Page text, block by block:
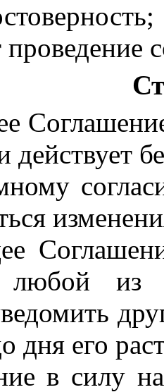
проведение
действует
любой
дня его
в силу